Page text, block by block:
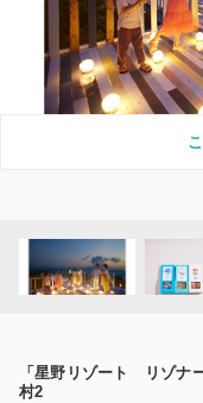
「星野リゾート リゾ
村2